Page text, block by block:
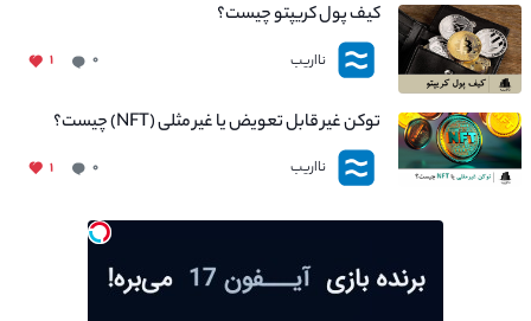
کیف پول کریپتو چیست؟
نااریب ۰ ۱
توکن غیر قابل تعویض یا غیر مثلی (NFT) چیست؟
نااریب ۰ ۱